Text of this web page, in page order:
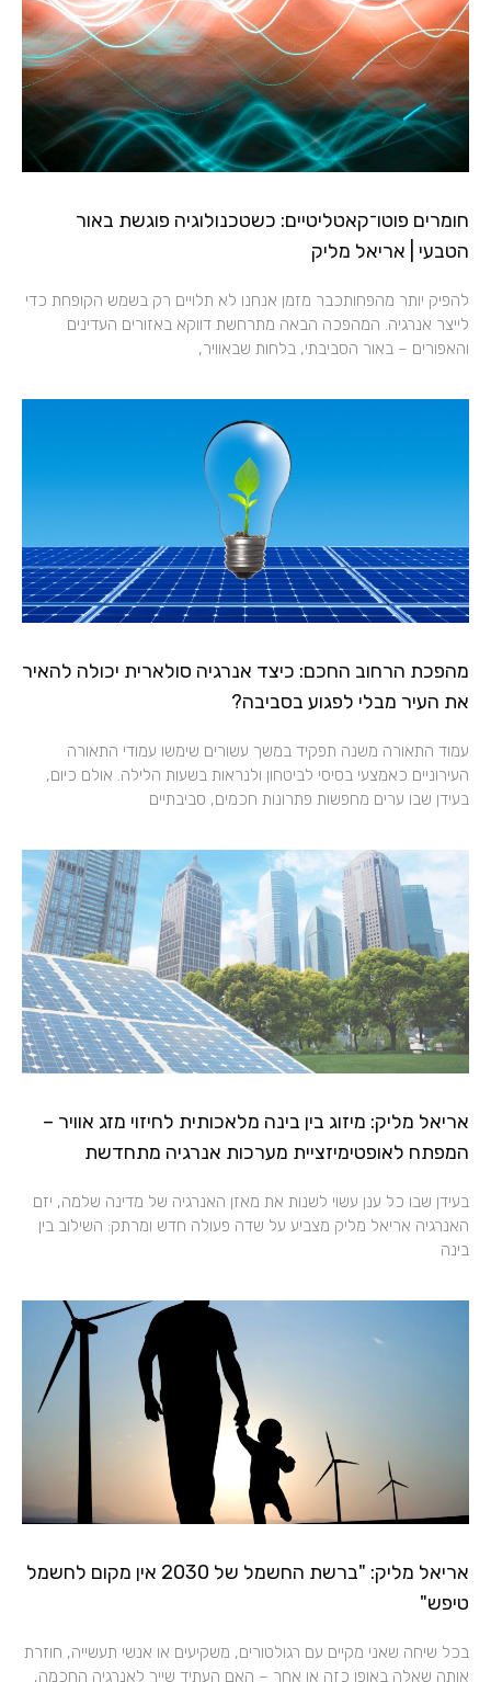
חומרים פוטו־קאטליטיים: כשטכנולוגיה פוגשת באור
הטבעי | אריאל מליק
להפיק יותר מהפחותכבר מזמן אנחנו לא תלויים רק בשמש הקופחת כדי
לייצר אנרגיה. המהפכה הבאה מתרחשת דווקא באזורים העדינים
והאפורים – באור הסביבתי, בלחות שבאוויר,
מהפכת הרחוב החכם: כיצד אנרגיה סולארית יכולה להאיר
את העיר מבלי לפגוע בסביבה?
עמוד התאורה משנה תפקיד במשך עשורים שימשו עמודי התאורה
העירוניים כאמצעי בסיסי לביטחון ולנראות בשעות הלילה. אולם כיום,
בעידן שבו ערים מחפשות פתרונות חכמים, סביבתיים
אריאל מליק: מיזוג בין בינה מלאכותית לחיזוי מזג אוויר –
המפתח לאופטימיזציית מערכות אנרגיה מתחדשת
בעידן שבו כל ענן עשוי לשנות את מאזן האנרגיה של מדינה שלמה, יזם
האנרגיה אריאל מליק מצביע על שדה פעולה חדש ומרתק: השילוב בין
בינה
אריאל מליק: "ברשת החשמל של 2030 אין מקום לחשמל
טיפש"
בכל שיחה שאני מקיים עם רגולטורים, משקיעים או אנשי תעשייה, חוזרת
אותה שאלה באופן כזה או אחר – האם העתיד שייך לאנרגיה החכמה,